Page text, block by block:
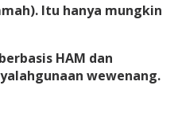
Itu hanya mungkin
HAM dan
wewenang.